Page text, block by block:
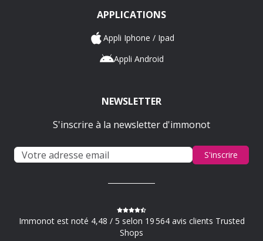
APPLICATIONS
Appli Iphone / Ipad
Appli Android
NEWSLETTER
S'inscrire à la newsletter d'immonot
S'inscrire
Immonot est noté 4,48 / 5 selon 19 564 avis clients Trusted
Shops